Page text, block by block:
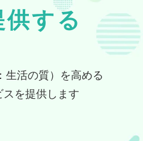
する
生活の質）を高める
を提供します